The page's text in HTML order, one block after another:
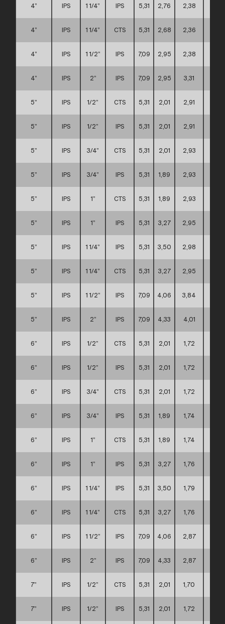
4” IPS 1 1/4” IPS 5,31 2,76 2,38
4” IPS 1 1/4” CTS 5,31 2,68 2,36
4” IPS 1 1/2” IPS 7,09 2,95 2,38
4” IPS 2” IPS 7,09 2,95 3,31
5” IPS 1/2” CTS 5,31 2,01 2,91
5” IPS 1/2” IPS 5,31 2,01 2,91
5” IPS 3/4” CTS 5,31 2,01 2,93
5” IPS 3/4” IPS 5,31 1,89 2,93
5” IPS 1” CTS 5,31 1,89 2,93
5” IPS 1” IPS 5,31 3,27 2,95
5” IPS 1 1/4” IPS 5,31 3,50 2,98
5” IPS 1 1/4” CTS 5,31 3,27 2,95
5” IPS 1 1/2” IPS 7,09 4,06 3,84
5” IPS 2” IPS 7,09 4,33 4,01
6” IPS 1/2” CTS 5,31 2,01 1,72
6” IPS 1/2” IPS 5,31 2,01 1,72
6” IPS 3/4” CTS 5,31 2,01 1,72
6” IPS 3/4” IPS 5,31 1,89 1,74
6” IPS 1” CTS 5,31 1,89 1,74
6” IPS 1” IPS 5,31 3,27 1,76
6” IPS 1 1/4” IPS 5,31 3,50 1,79
6” IPS 1 1/4” CTS 5,31 3,27 1,76
6” IPS 1 1/2” IPS 7,09 4,06 2,87
6” IPS 2” IPS 7,09 4,33 2,87
7” IPS 1/2” CTS 5,31 2,01 1,70
7” IPS 1/2” IPS 5,31 2,01 1,72